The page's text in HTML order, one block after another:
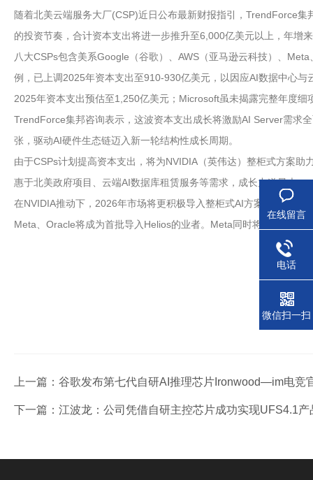
随着北美云端服务大厂(CSP)近日公布最新财报指引，TrendForce
的投资节奏，合计资本支出将进一步推升至6,000亿美元以上，年增
八大CSPs包含美系Google（谷歌）、AWS（亚马逊云科技）、
例，已上调2025年资本支出至910-930亿美元，以因应AI数据中心
2025年资本支出预估至1,250亿美元；Microsoft虽未揭露完整年度
TrendForce集邦咨询表示，这波资本支出成长将激励AI Server需求
张，驱动AI硬件生态链迈入新一轮结构性成长周期。
由于CSPs计划提高资本支出，将为NVIDIA（英伟达）整柜式方案
惠于北美政府项目、云端AI数据库租赁服务等需求，成长力道最大。
在NVIDIA推动下，2026年市场将更积极导入整柜式AI方案。除
Meta、Oracle将成为首批导入Helios的业者。Meta同时将布局
上一篇： 谷歌发布第七代自研AI推理芯片Ironwood—im电竞
下一篇： 江波龙：公司凭借自研主控芯片成功实现UFS4.1
在线留言
电话
微信扫一扫